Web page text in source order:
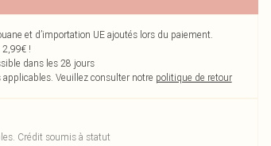
et d’importation UE ajoutés lors du paiement.
2,99€ !
dans les 28 jours
applicables. Veuillez consulter notre politique de retour
Crédit soumis à statut